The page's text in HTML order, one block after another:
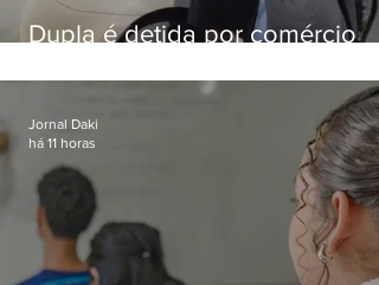
Dupla é detida por comércio
Bangu
Jornal Daki
há 11 horas